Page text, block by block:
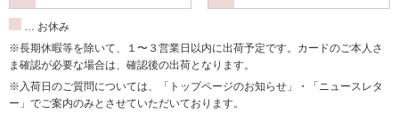
こちらを見かけて気になったので買ってみました。
さらさらで気持ちいいですし、
ウール100%で肌にも良さそうで、
結局こちらの肌着を買い足して、毎日着せています。
… お休み
※長期休暇等を除いて、１〜３営業日以内に出荷予定です。カードのご本人さ
ま確認が必要な場合は、確認後の出荷となります。
※入荷日のご質問については、「トップページのお知らせ」・「ニュースレタ
ー」でご案内のみとさせていただいております。